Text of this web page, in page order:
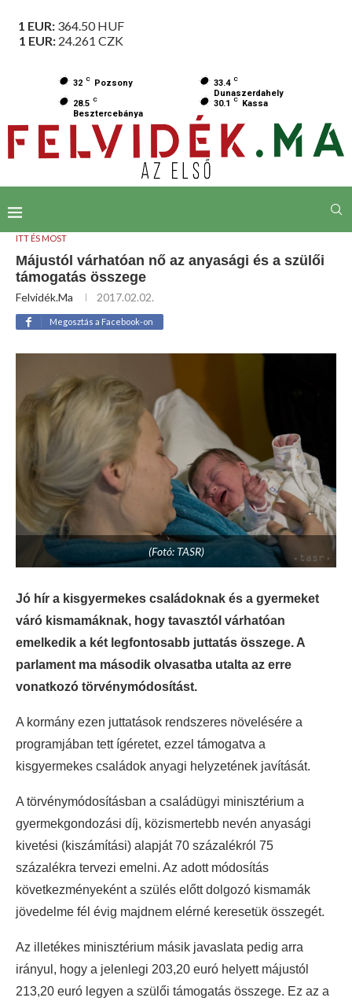
1 EUR: 364.50HUF
1 EUR: 24.261 CZK
32 C Pozsony 33.4 C
Dunaszerdahely
28.5 C
Besztercebánya
30.1 C Kassa
ITT ÉS MOST
Májustól várhatóan nő az anyasági és a szülői
támogatás összege
Felvidék.ma 2017.02.02.
Megosztás a Facebook-on
(Fotó: TASR)
Jó hír a kisgyermekes családoknak és a gyermeket
váró kismamáknak, hogy tavasztól várhatóan
emelkedik a két legfontosabb juttatás összege. A
parlament ma második olvasatba utalta az erre
vonatkozó törvénymódosítást.
A kormány ezen juttatások rendszeres növelésére a
programjában tett ígéretet, ezzel támogatva a
kisgyermekes családok anyagi helyzetének javítását.
A törvénymódosításban a családügyi minisztérium a
gyermekgondozási díj, közismertebb nevén anyasági
kivetési (kiszámítási) alapját 70 százalékról 75
százalékra tervezi emelni. Az adott módosítás
következményeként a szülés előtt dolgozó kismamák
jövedelme fél évig majdnem elérné keresetük összegét.
Az illetékes minisztérium másik javaslata pedig arra
irányul, hogy a jelenlegi 203,20 euró helyett májustól
213,20 euró legyen a szülői támogatás összege. Ez az a